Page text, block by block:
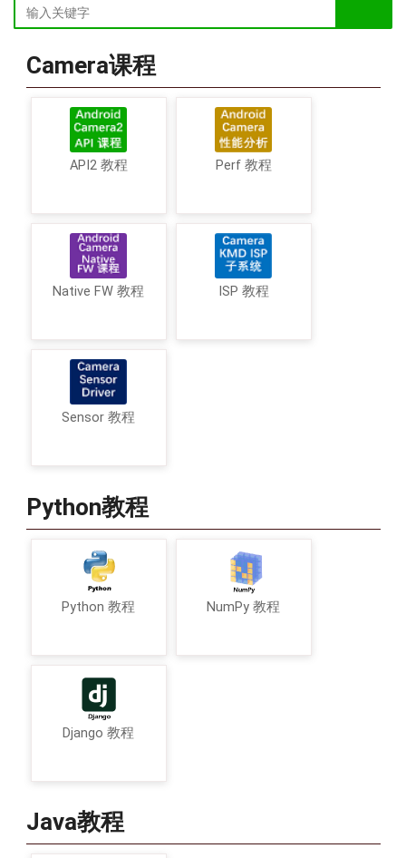
Camera课程
API2 教程 Perf 教程
Native FW 教程 ISP 教程
Sensor 教程
Python教程
Python 教程 NumPy 教程
Django 教程
Java教程